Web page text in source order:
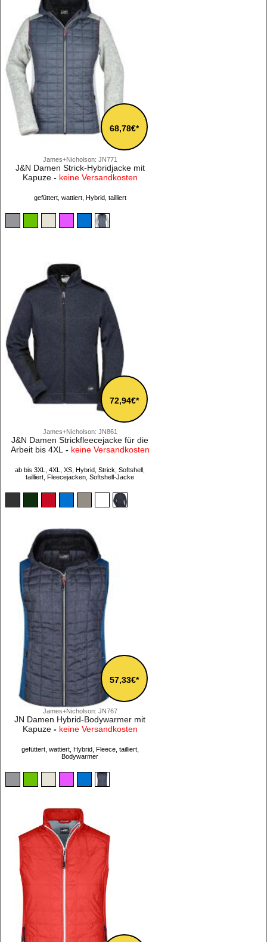
James+Nicholson: JN771
68,78€*
J&N Damen Strick-Hybridjacke mit
Kapuze- keine Versandkosten
gefüttert, wattiert, Hybrid, tailliert
James+Nicholson: JN861
72,94€*
J&N Damen Strickfleecejacke für die
Arbeit bis 4XL - keine Versandkosten
ab bis 3XL, 4XL, XS, Hybrid, Strick, Softshell,
tailliert, Fleecejacken, Softshell-Jacke
James+Nicholson: JN767
57,33€*
JN Damen Hybrid-Bodywarmer mit
Kapuze- keine Versandkosten
gefüttert, wattiert, Hybrid, Fleece, tailliert,
Bodywarmer